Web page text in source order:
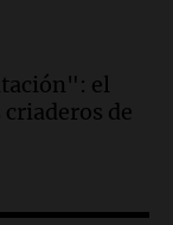
seres
y
el
de